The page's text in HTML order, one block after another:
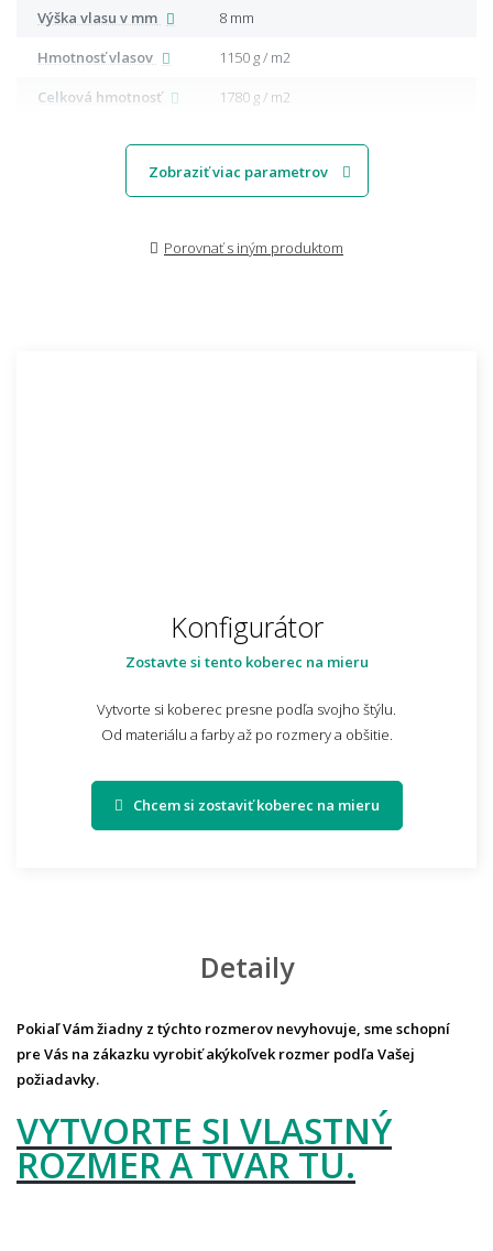
Výška vlasu v mm
8 mm
Hmotnosť vlasov
1150 g / m2
Celková hmotnosť
1780 g / m2
Zobraziť viac parametrov
Porovnať s iným produktom
Konfigurátor
Zostavte si tento koberec na mieru
Vytvorte si koberec presne podľa svojho štýlu.
Od materiálu a farby až po rozmery a obšitie.
Chcem si zostaviť koberec na mieru
Detaily
Pokiaľ Vám žiadny z týchto rozmerov nevyhovuje, sme schopní
pre Vás na zákazku vyrobiť akýkoľvek rozmer podľa Vašej
požiadavky.
VYTVORTE SI VLASTNÝ
ROZMER A TVAR TU.